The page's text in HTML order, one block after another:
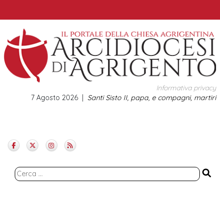
to
content
Informativa privacy
Santi Sisto II, papa, e compagni, martiri
7 Agosto 2026
Ricerca